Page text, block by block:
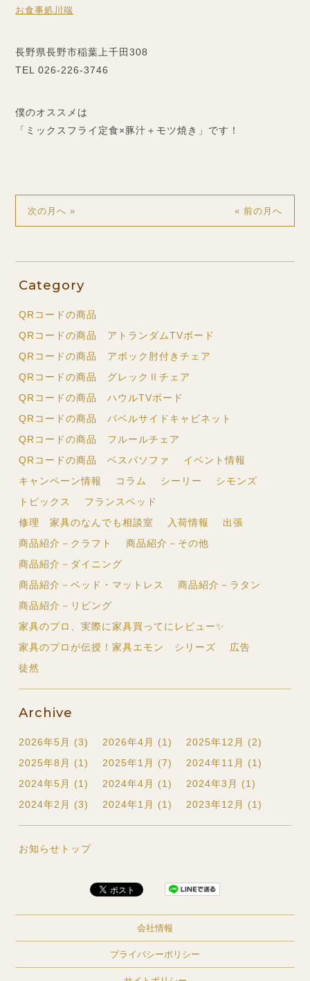
お食事処川端
長野県長野市稲葉上千田308
TEL 026-226-3746
僕のオススメは
「ミックスフライ定食×豚汁＋モツ焼き」です！
« 前の月へ
次の月へ »
Category
QRコードの商品
QRコードの商品 アトランダムTVボード
QRコードの商品 アボック肘付きチェア
QRコードの商品 グレックⅡチェア
QRコードの商品 ハウルTVボード
QRコードの商品 バベルサイドキャビネット
QRコードの商品 フルールチェア
QRコードの商品 ベスパソファ
イベント情報
キャンペーン情報
コラム シーリー
シモンズ
トピックス
フランスベッド
修理 家具のなんでも相談室
入荷情報
出張
商品紹介－クラフト
商品紹介－その他
商品紹介－ダイニング
商品紹介－ベッド・マットレス
商品紹介－ラタン
商品紹介－リビング
家具のプロ、実際に家具買ってにレビュー✨
家具のプロが伝授！家具エモン シリーズ
広告
徒然
Archive
2026年5月 (3) 2026年4月 (1)
2025年12月 (2)
2025年8月 (1)
2025年1月 (7)
2024年11月 (1)
2024年5月 (1)
2024年4月 (1)
2024年3月 (1)
2024年2月 (3)
2024年1月 (1) 2023年12月 (1)
お知らせトップ
会社情報
プライバシーポリシー